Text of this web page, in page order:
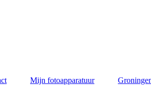
Mijn fotoapparatuur